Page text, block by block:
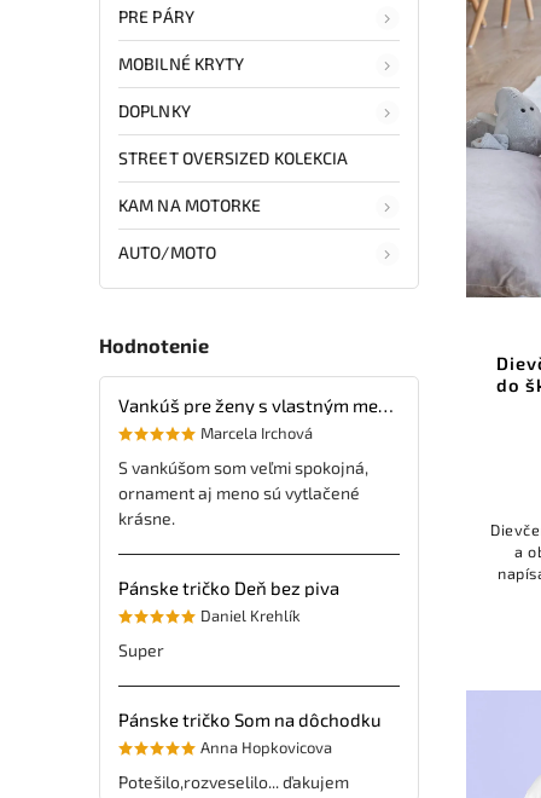
PRE PÁRY
MOBILNÉ KRYTY
DOPLNKY
STREET OVERSIZED KOLEKCIA
KAM NA MOTORKE
AUTO/MOTO
Hodnotenie
Vankúš pre ženy s vlastným menom
Marcela Irchová
S vankúšom som veľmi spokojná,
ornament aj meno sú vytlačené
krásne.
Pánske tričko Deň bez piva
Daniel Krehlík
Super
Pánske tričko Som na dôchodku
Anna Hopkovicova
Potešilo,rozveselilo... ďakujem
do
a